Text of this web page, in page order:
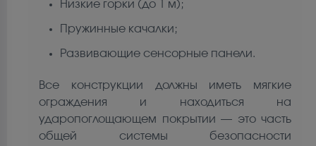
Низкие горки (до 1 м);
Пружинные качалки;
Развивающие сенсорные панели.
Все конструкции должны иметь мягкие
ограждения и находиться на
ударопоглощающем покрытии — это часть
общей системы безопасности